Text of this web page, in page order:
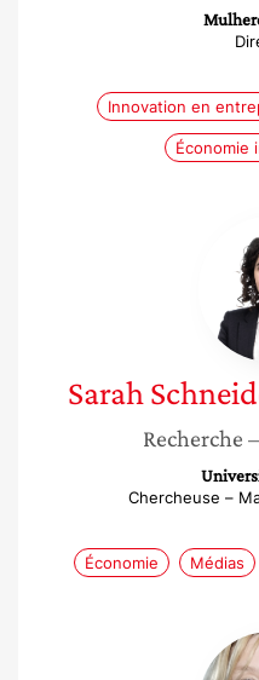
Innovation en
Économie
Sarah
Recherche
Chercheuse –
Économie Médias